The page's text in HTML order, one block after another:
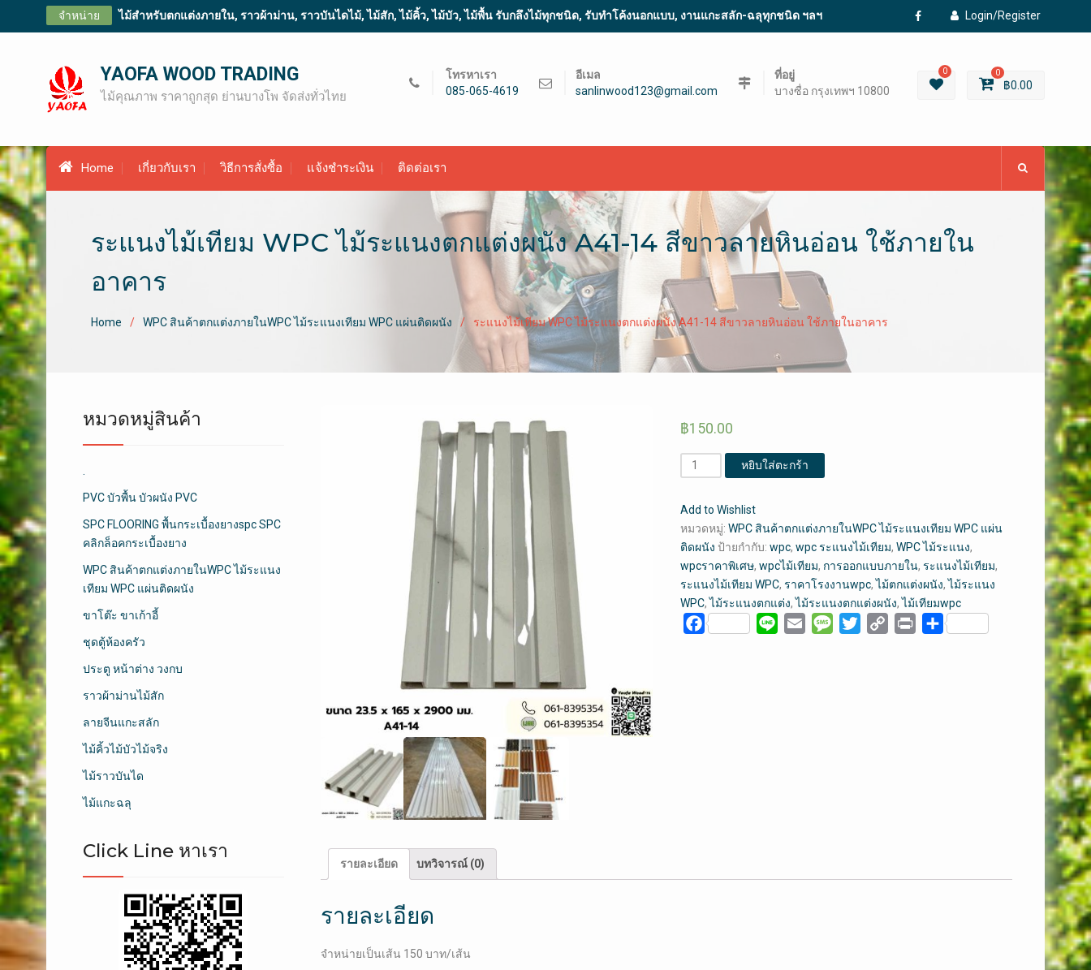
จำหน่าย ไม้สำหรับตกแต่งภายใน, ราวผ้าม่าน, ราวบันไดไม้, ไม้สัก, ไม้คิ้ว, ไม้บัว, ไม้พื้น รับกลึงไม้ทุกชนิด, รับทำโค้งนอกแบบ, งานแกะสลัก-ฉลุทุกชนิด ฯลฯ
Login/Register
Facebook
YAOFA WOOD TRADING
ไม้คุณภาพ ราคาถูกสุด ย่านบางโพ จัดส่งทั่วไทย
โทรหาเรา
085-065-4619
อีเมล
sanlinwood123@gmail.com
ที่อยู่
บางซื่อ กรุงเทพฯ 10800
0 0
฿0.00
Home เกี่ยวกับเรา วิธีการสั่งซื้อ แจ้งชำระเงิน ติดต่อเรา
ระแนงไม้เทียม WPC ไม้ระแนงตกแต่งผนัง A41-14 สีขาวลายหินอ่อน ใช้ภายใน
อาคาร
Home WPC สินค้าตกแต่งภายในWPC ไม้ระแนงเทียม WPC แผ่นติดผนัง ระแนงไม้เทียม WPC ไม้ระแนงตกแต่งผนัง A41-14 สีขาวลายหินอ่อน ใช้ภายในอาคาร
฿150.00
จำนวน
ระแนง
เทียม
WPC
ไม้
ระแนง
ตกแต่ง
ผนัง
A41-
หยิบใส่ตะกร้า
Add to Wishlist
หมวดหมู่: WPC สินค้าตกแต่งภายในWPC ไม้ระแนงเทียม WPC แผ่น
ติดผนัง ป้ายกำกับ: wpc, wpc ระแนงไม้เทียม, WPC ไม้ระแนง,
wpcราคาพิเศษ, wpcไม้เทียม, การออกแบบภายใน, ระแนงไม้เทียม,
ระแนงไม้เทียม WPC, ราคาโรงงานwpc,ไม้ตกแต่งผนัง,ไม้ระแนง
WPC,ไม้ระแนงตกแต่ง,ไม้ระแนงตกแต่งผนัง,ไม้เทียมwpc
Facebook Line Email MessageTwitterCopy
Print Share
รายละเอียด บทวิจารณ์ (0)
รายละเอียด
จำหน่ายเป็นเส้น 150 บาท/เส้น
หมวดหมู่สินค้า
PVC บัวพื้น บัวผนัง PVC
SPC FLOORING พื้นกระเบื้องยางspc SPC
คลิกล็อคกระเบื้องยาง
WPC สินค้าตกแต่งภายในWPC ไม้ระแนง
เทียม WPC แผ่นติดผนัง
ขาโต๊ะ ขาเก้าอี้
ชุดตู้ห้องครัว
ประตู หน้าต่าง วงกบ
ราวผ้าม่านไม้สัก
ลายจีนแกะสลัก
ไม้คิ้วไม้บัวไม้จริง
ไม้ราวบันได
ไม้แกะฉลุ
Click Line หาเรา